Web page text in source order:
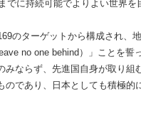
でに持続可能でよりよい世界を
のターゲットから構成され、
no one behind）」ことを誓
みならず、先進国自身が取り組
のであり、日本としても積極的